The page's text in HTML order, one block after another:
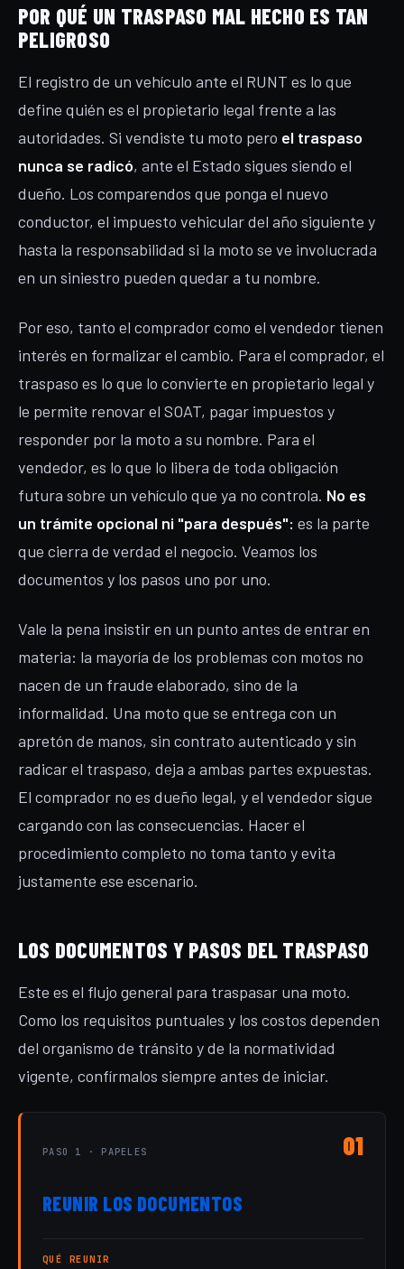
POR QUÉ UN TRASPASO MAL HECHO ES TAN
PELIGROSO
El registro de un vehículo ante el RUNT es lo que
define quién es el propietario legal frente a las
autoridades. Si vendiste tu moto pero el traspaso
nunca se radicó, ante el Estado sigues siendo el
dueño. Los comparendos que ponga el nuevo
conductor, el impuesto vehicular del año siguiente y
hasta la responsabilidad si la moto se ve involucrada
en un siniestro pueden quedar a tu nombre.
Por eso, tanto el comprador como el vendedor tienen
interés en formalizar el cambio. Para el comprador, el
traspaso es lo que lo convierte en propietario legal y
le permite renovar el SOAT, pagar impuestos y
responder por la moto a su nombre. Para el
vendedor, es lo que lo libera de toda obligación
futura sobre un vehículo que ya no controla. No es
un trámite opcional ni "para después": es la parte
que cierra de verdad el negocio. Veamos los
documentos y los pasos uno por uno.
Vale la pena insistir en un punto antes de entrar en
materia: la mayoría de los problemas con motos no
nacen de un fraude elaborado, sino de la
informalidad. Una moto que se entrega con un
apretón de manos, sin contrato autenticado y sin
radicar el traspaso, deja a ambas partes expuestas.
El comprador no es dueño legal, y el vendedor sigue
cargando con las consecuencias. Hacer el
procedimiento completo no toma tanto y evita
justamente ese escenario.
LOS DOCUMENTOS Y PASOS DEL TRASPASO
Este es el flujo general para traspasar una moto.
Como los requisitos puntuales y los costos dependen
del organismo de tránsito y de la normatividad
vigente, confírmalos siempre antes de iniciar.
PASO 1 · PAPELES
REUNIR LOS DOCUMENTOS
01
QUÉ REUNIR